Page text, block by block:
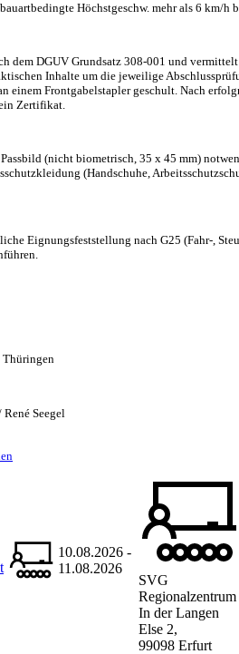
Höchstgeschw. mehr als 6 km/h
dem DGUV Grundsatz 308-001 und
Inhalte um die jeweilige
einem Frontgabelstapler geschult. Nach
Zertifikat.
(nicht biometrisch, 35 x 45 mm)
(Handschuhe,
Eignungsfeststellung nach G25 (Fahr-,
Thüringen
Seegel
10.08.2026 -
11.08.2026
SVG
Regionalzentrum
In der Langen
Else 2,
99098 Erfurt